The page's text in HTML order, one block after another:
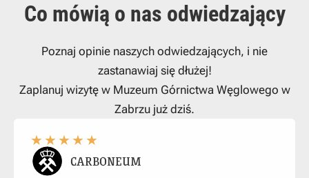
Co mówią o nas odwiedzający
Poznaj opinie naszych odwiedzających, i nie
zastanawiaj się dłużej!
Zaplanuj wizytę w Muzeum Górnictwa Węglowego w
Zabrzu już dziś.
★★★★★
CARBONEUM